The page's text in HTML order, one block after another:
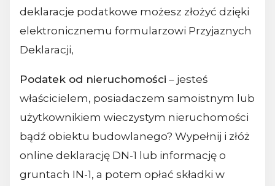
deklaracje podatkowe możesz złożyć dzięki
elektronicznemu formularzowi Przyjaznych
Deklaracji,
Podatek od nieruchomości – jesteś
właścicielem, posiadaczem samoistnym lub
użytkownikiem wieczystym nieruchomości
bądź obiektu budowlanego? Wypełnij i złóż
online deklarację DN-1 lub informację o
gruntach IN-1, a potem opłać składki w